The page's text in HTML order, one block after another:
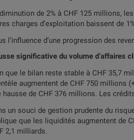
de 2% à CHF 125 millions,
charges d’exploitation baissent de
l’influence d’une progression des
significative du volume d’affaires
que le bilan reste stable à CHF 35,7
augmentent de CHF 750 millions
hausse de CHF 376 millions. Les
un souci de gestion prudente du
que les liquidités augmentent de
2,1 milliards.